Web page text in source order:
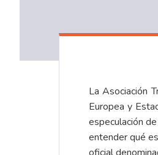
La Asociación
Europea y
especulación
entender qué